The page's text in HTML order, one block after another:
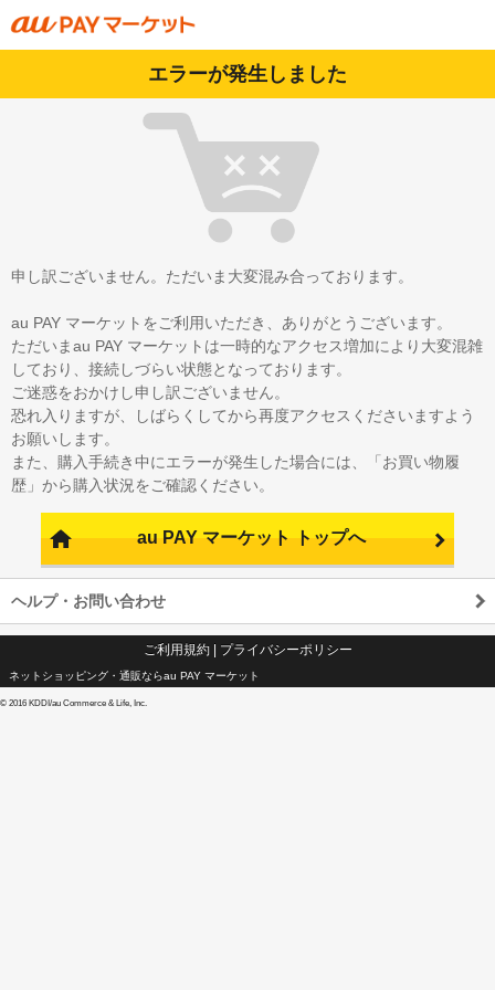
エラーが発生しました
申し訳ございません。ただいま大変混み合っております。
au PAY マーケットをご利用いただき、ありがとうございます。
ただいまau PAY マーケットは一時的なアクセス増加により大変混雑
しており、接続しづらい状態となっております。
ご迷惑をおかけし申し訳ございません。
恐れ入りますが、しばらくしてから再度アクセスくださいますよう
お願いします。
また、購入手続き中にエラーが発生した場合には、「お買い物履
歴」から購入状況をご確認ください。
au PAY マーケット トップへ
ヘルプ・お問い合わせ
ご利用規約| プライバシーポリシー
ネットショッピング・通販ならau PAY マーケット
© 2016 KDDI/au Commerce & Life, Inc.